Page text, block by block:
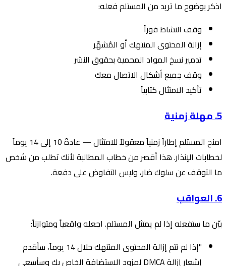
اذكر بوضوح ما تريد من المستلم فعله:
وقف النشاط فوراً
إزالة المحتوى المنتهك أو المُشهّر
تدمير نسخ المواد المحمية بحقوق النشر
وقف جميع أشكال الاتصال معك
تأكيد الامتثال كتابياً
5. مهلة زمنية
امنح المستلم إطاراً زمنياً معقولاً للامتثال — عادةً 10 إلى 14 يوماً
لخطابات الإنذار. هذا أقصر من خطاب المطالبة لأنك تطلب من شخص
ما التوقف عن سلوك ضار، وليس التفاوض على دفعة.
6. العواقب
بيّن ما ستفعله إذا لم يمتثل المستلم. اجعله واقعياً ومتوازناً:
"إذا لم تتم إزالة المحتوى المنتهك خلال 14 يوماً، سأقدم
إشعار إزالة DMCA لمزود الاستضافة الخاص بك وسأسعى